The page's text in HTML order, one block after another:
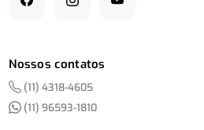
Nossos contatos
(11) 4318-4605
(11) 96593-1810